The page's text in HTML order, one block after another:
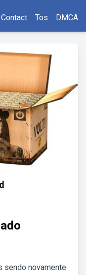
Contact Tos DMCA
sendo novamente